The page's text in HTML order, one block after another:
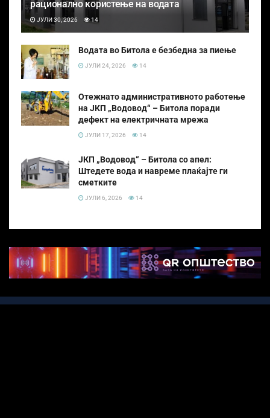
рационално користење на водата
ЈУЛИ 30, 2026 14
Водата во Битола е безбедна за пиење
ЈУЛИ 24, 2026 14
Отежнато административното работење
на ЈКП „Водовод“ – Битола поради
дефект на електричната мрежа
ЈУЛИ 17, 2026 14
ЈКП „Водовод“ – Битола со апел:
Штедете вода и навреме плаќајте ги
сметките
ЈУЛИ 6, 2026 14